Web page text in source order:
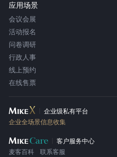
应用场景
会议会展
活动报名
问卷调研
行政人事
线上预约
在线售票
企业级私有平台
企业全场景信息收集
客户服务中心
麦客百科
联系客服